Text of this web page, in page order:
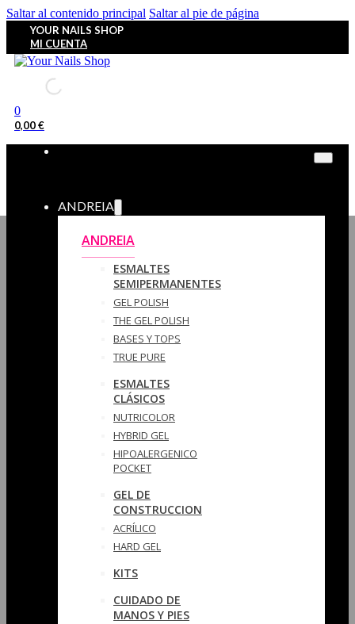
Saltar al contenido principal Saltar al pie de página
YOUR NAILS SHOP
MI CUENTA
0
0,00€
ANDREIA
ANDREIA
ESMALTES
SEMIPERMANENTES
GEL POLISH
THE GEL POLISH
BASES Y‎ TOPS
TRUE PURE
ESMALTES
CLÁSICOS
NUTRICOLOR
HYBRID GEL
HIPOALERGENICO
POCKET
GEL DE
CONSTRUCCION
ACRÍLICO
HARD GEL
KITS
CUIDADO DE
MANOS Y PIES